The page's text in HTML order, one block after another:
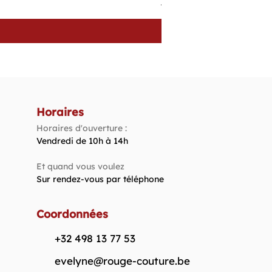
Prix
4,40 €
Horaires
Horaires d'ouverture :
Vendredi de 10h à 14h​
Et quand vous voulez
Sur rendez-vous par téléphone
Coordonnées
+32 498 13 77 53
evelyne@rouge-couture.be